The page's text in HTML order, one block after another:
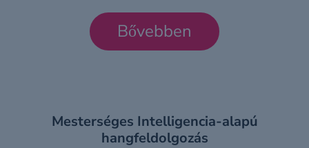
Bővebben
Mesterséges Intelligencia-alapú
hangfeldolgozás